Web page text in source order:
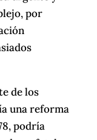
por
de los
una reforma
podría